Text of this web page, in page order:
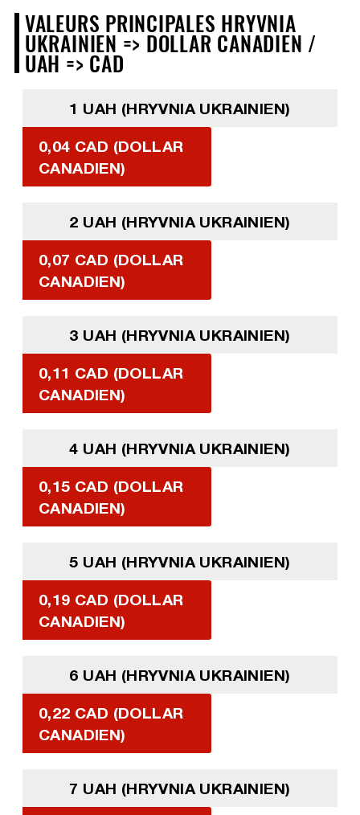
VALEURS PRINCIPALES HRYVNIA
UKRAINIEN => DOLLAR CANADIEN /
UAH => CAD
1 UAH (HRYVNIA UKRAINIEN)
0,04 CAD (DOLLAR
CANADIEN)
2 UAH (HRYVNIA UKRAINIEN)
0,07 CAD (DOLLAR
CANADIEN)
3 UAH (HRYVNIA UKRAINIEN)
0,11 CAD (DOLLAR
CANADIEN)
4 UAH (HRYVNIA UKRAINIEN)
0,15 CAD (DOLLAR
CANADIEN)
5 UAH (HRYVNIA UKRAINIEN)
0,19 CAD (DOLLAR
CANADIEN)
6 UAH (HRYVNIA UKRAINIEN)
0,22 CAD (DOLLAR
CANADIEN)
7 UAH (HRYVNIA UKRAINIEN)